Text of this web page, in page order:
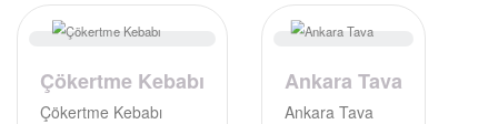
Çökertme Kebabı
Çökertme Kebabı
Ankara Tava
Ankara Tava